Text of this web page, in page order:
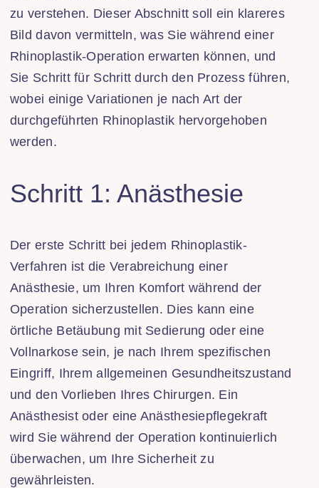
zu verstehen. Dieser Abschnitt soll ein klareres
Bild davon vermitteln, was Sie während einer
Rhinoplastik-Operation erwarten können, und
Sie Schritt für Schritt durch den Prozess führen,
wobei einige Variationen je nach Art der
durchgeführten Rhinoplastik hervorgehoben
werden.
Schritt 1: Anästhesie
Der erste Schritt bei jedem Rhinoplastik-
Verfahren ist die Verabreichung einer
Anästhesie, um Ihren Komfort während der
Operation sicherzustellen. Dies kann eine
örtliche Betäubung mit Sedierung oder eine
Vollnarkose sein, je nach Ihrem spezifischen
Eingriff, Ihrem allgemeinen Gesundheitszustand
und den Vorlieben Ihres Chirurgen. Ein
Anästhesist oder eine Anästhesiepflegekraft
wird Sie während der Operation kontinuierlich
überwachen, um Ihre Sicherheit zu
gewährleisten.